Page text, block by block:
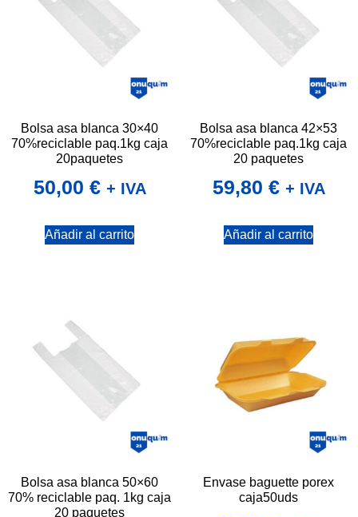
Bolsa asa blanca 30×40
70%reciclable paq.1kg caja
20paquetes
50,00 € + IVA
Añadir al carrito
Bolsa asa blanca 42×53
70%reciclable paq.1kg caja
20 paquetes
59,80 € + IVA
Añadir al carrito
Bolsa asa blanca 50×60
70% reciclable paq. 1kg caja
20 paquetes
Envase baguette porex
caja50uds